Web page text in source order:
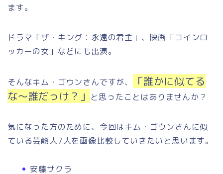
ます。
ドラマ「ザ・キング：永遠の君主」、映画「コインロ
ッカーの女」などにも出演。
そんなキム・ゴウンさんですが、
「誰かに似てる
な～誰だっけ？」 と思ったことはありませんか？
気になった方のために、今回はキム・ゴウンさんに似
ている芸能人7人を画像比較していきたいと思います。
安藤サクラ